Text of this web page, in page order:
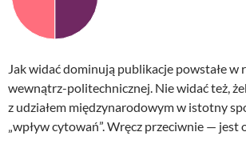
Jak widać dominują publikacje powstałe w
wewnątrz-politechnicznej. Nie widać też,
z udziałem międzynarodowym w istotny
„wpływ cytowań”. Wręcz przeciwnie — jest